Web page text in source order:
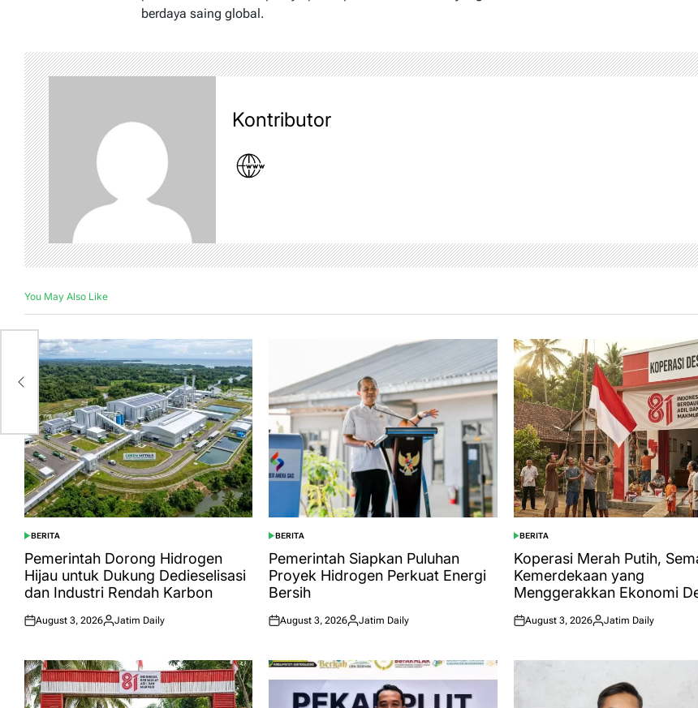
berdaya saing global.
Kontributor
You May Also Like
POSTED
IN
BERITA
Pemerintah Dorong Hidrogen
Hijau untuk Dukung Dedieselisasi
dan Industri Rendah Karbon
Posted
August 3, 2026
Posted
Jatim Daily
POSTED
IN
BERITA
Pemerintah Siapkan Puluhan
Proyek Hidrogen Perkuat Energi
Bersih
Posted
August 3, 2026
Posted
Jatim Daily
POSTED
IN
BERITA
Koperasi Merah Putih,
Kemerdekaan yang
Menggerakkan Ekonomi
Posted
August 3, 2026
Posted
Jatim Daily